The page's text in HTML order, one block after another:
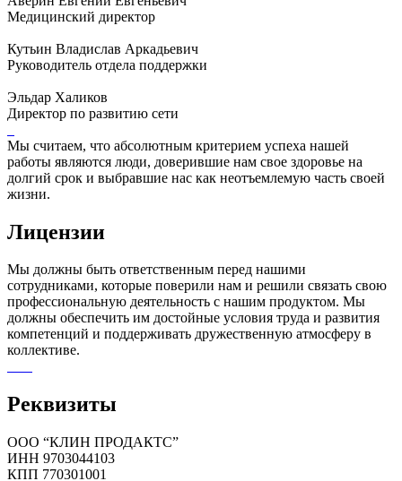
Медицинский директор
Кутьин Владислав Аркадьевич
Руководитель отдела поддержки
Эльдар Халиков
Директор по развитию сети
Мы считаем, что абсолютным критерием успеха нашей
работы являются люди, доверившие нам свое здоровье на
долгий срок и выбравшие нас как неотъемлемую часть своей
жизни.
Лицензии
Мы должны быть ответственным перед нашими
сотрудниками, которые поверили нам и решили связать свою
профессиональную деятельность с нашим продуктом. Мы
должны обеспечить им достойные условия труда и развития
компетенций и поддерживать дружественную атмосферу в
коллективе.
Реквизиты
ООО “КЛИН ПРОДАКТС”
ИНН 9703044103
КПП 770301001